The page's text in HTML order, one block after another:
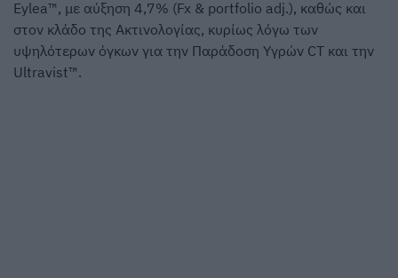
Eylea™, με αύξηση 4,7% (Fx & portfolio adj.), καθώς και
στον κλάδο της Ακτινολογίας, κυρίως λόγω των
υψηλότερων όγκων για την Παράδοση Υγρών CT και την
Ultravist™.